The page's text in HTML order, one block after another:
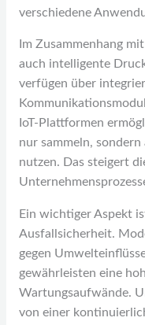
verschiedene
Im Zusammenhang
auch intelligente
verfügen über
IoT-Plattformen
nur sammeln,
nutzen. Das steigert
Ein wichtiger Aspekt
Ausfallsicherheit.
gegen
gewährleisten eine
Wartungsaufwände.
von einer